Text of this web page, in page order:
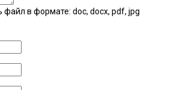
файл в формате: doc, docx, pdf, jpg